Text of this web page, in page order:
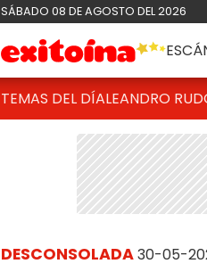
SÁBADO 08 DE AGOSTO DEL 2026
TEMAS DEL DÍALEANDRO RUD
DESCONSOLADA30-05-